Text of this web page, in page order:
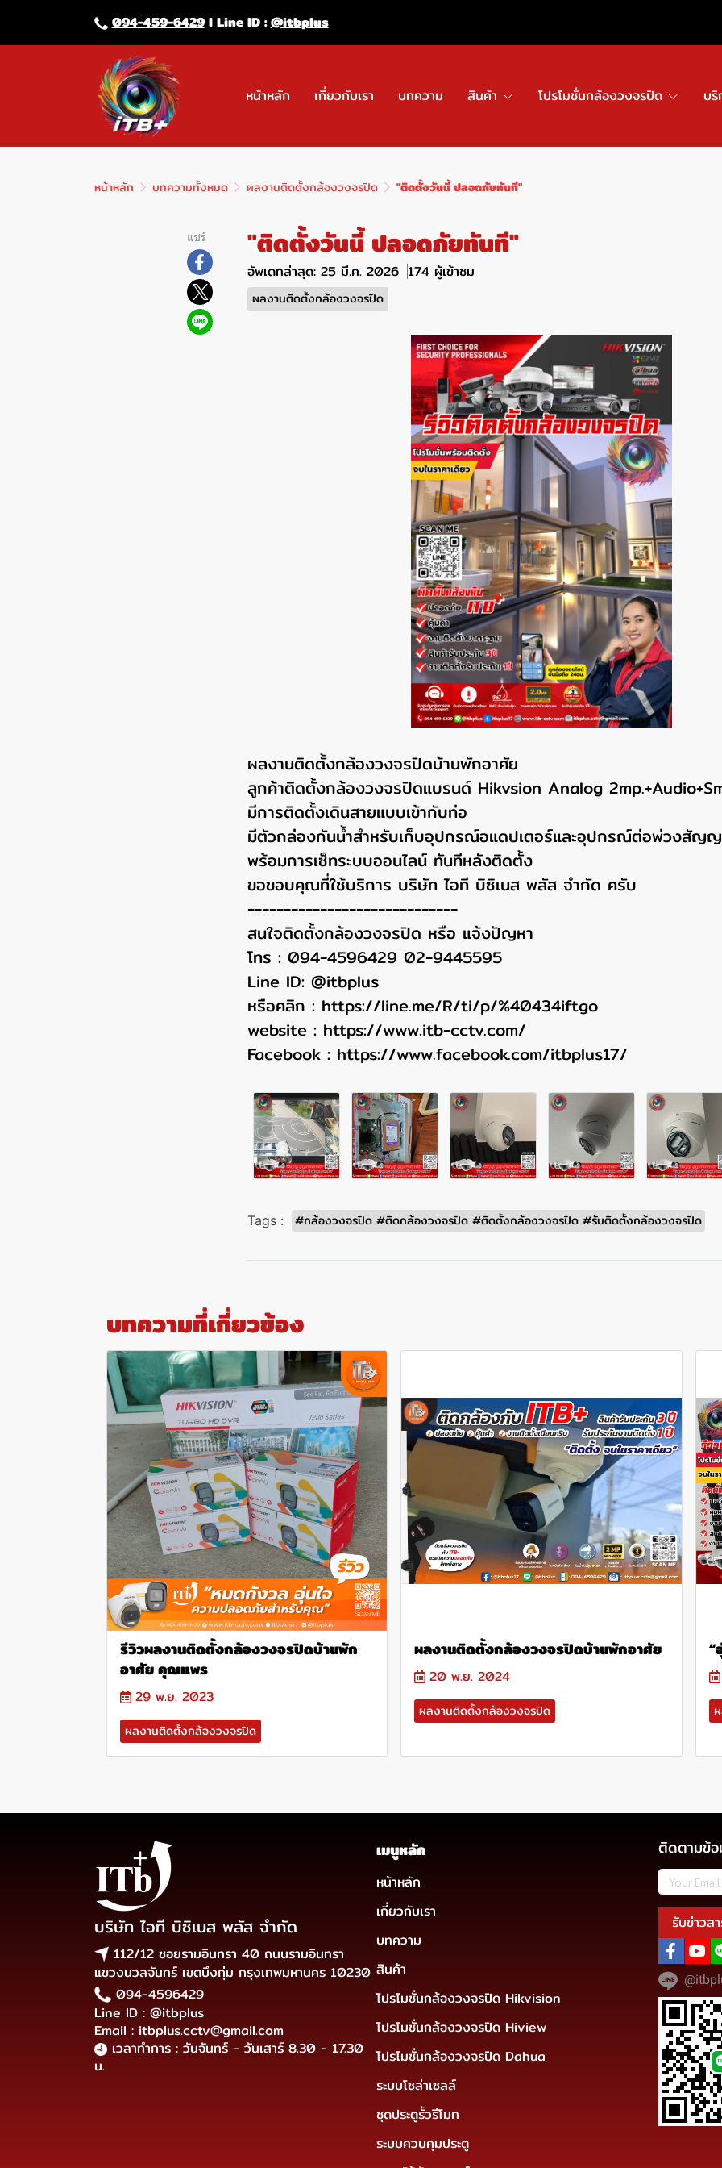
094-459-6429l Line lD :@itbplus
หน้าหลัก เกี่ยวกับเรา บทความ สินค้า โปรโมชั่นกล้องวงจรปิด บริ
หน้าหลัก บทความทั้งหมด ผลงานติดตั้งกล้องวงจรปิด "ติดตั้งวันนี้ ปลอดภัยทันที"
แชร์ "ติดตั้งวันนี้ ปลอดภัยทันที"
อัพเดทล่าสุด: 25 มี.ค. 2026 174 ผู้เข้าชม
ผลงานติดตั้งกล้องวงจรปิด
ผลงานติดตั้งกล้องวงจรปิดบ้านพักอาศัย
ลูกค้าติดตั้งกล้องวงจรปิดแบรนด์ Hikvsion Analog
มีการติดตั้งเดินสายแบบเข้ากับท่อ
มีตัวกล่องกันน้ำสำหรับเก็บอุปกรณ์อแดปเตอร์และอุปกรณ์ต่อพ่วงสัญ
พร้อมการเซ็ทระบบออนไลน์ ทันทีหลังติดตั้ง
ขอขอบคุณที่ใช้บริการ บริษัท ไอที บิซิเนส พลัส จำกัด ครับ
-----------------------------
สนใจติดตั้งกล้องวงจรปิด หรือ แจ้งปัญหา
โทร : 094-4596429 02-9445595
Line ID: @itbplus
หรือคลิก : https://line.me/R/ti/p/%40434iftgo
website : https://www.itb-cctv.com/
Facebook : https://www.facebook.com/itbplus17/
Tags : #กล้องวงจรปิด #ติดกล้องวงจรปิด #ติดตั้งกล้องวงจรปิด #รับติดตั้งกล้องวงจรปิด
บทความที่เกี่ยวข้อง
รีวิวผลงานติดตั้งกล้องวงจรปิดบ้านพัก
อาศัย คุณแพร
29 พ.ย. 2023
ผลงานติดตั้งกล้องวงจรปิด
ผลงานติดตั้งกล้องวงจรปิดบ้านพักอาศัย
20 พ.ย. 2024
ผลงานติดตั้งกล้องวงจรปิด
“
บริษัท ไอที บิซิเนส พลัส จำกัด
112/12 ซอยรามอินทรา 40 ถนนรามอินทรา
แขวงนวลจันทร์ เขตบึงกุ่ม กรุงเทพมหานคร 10230
094-4596429
Line ID : @itbplus
Email : itbplus.cctv@gmail.com
เวลาทำการ : วันจันทร์ - วันเสาร์ 8.30 - 17.30
น.
เมนูหลัก
หน้าหลัก
เกี่ยวกับเรา
บทความ
สินค้า
โปรโมชั่นกล้องวงจรปิด Hikvision
โปรโมชั่นกล้องวงจรปิด Hiview
โปรโมชั่นกล้องวงจรปิด Dahua
ระบบโซล่าเซลล์
ชุดประตูรั้วรีโมท
ระบบควบคุมประตู
ติดตามข้อ
รับข่าวส